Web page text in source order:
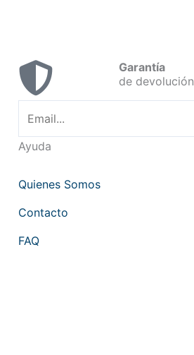
Garantía
de devolución
Ayuda
Quienes Somos
Contacto
FAQ